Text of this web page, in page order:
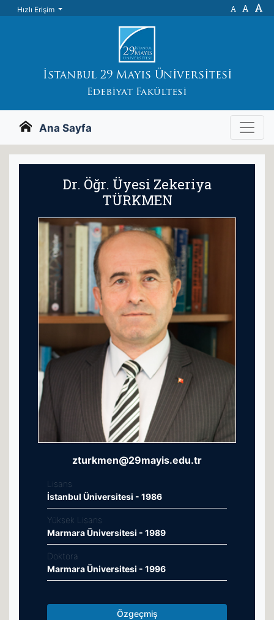
Hızlı Erişim A A A
İstanbul 29 Mayıs Üniversitesi
Edebiyat Fakültesi
Ana Sayfa
Dr. Öğr. Üyesi Zekeriya
TÜRKMEN
zturkmen@29mayis.edu.tr
Lisans
İstanbul Üniversitesi - 1986
Yüksek Lisans
Marmara Üniversitesi - 1989
Doktora
Marmara Üniversitesi - 1996
Özgeçmiş